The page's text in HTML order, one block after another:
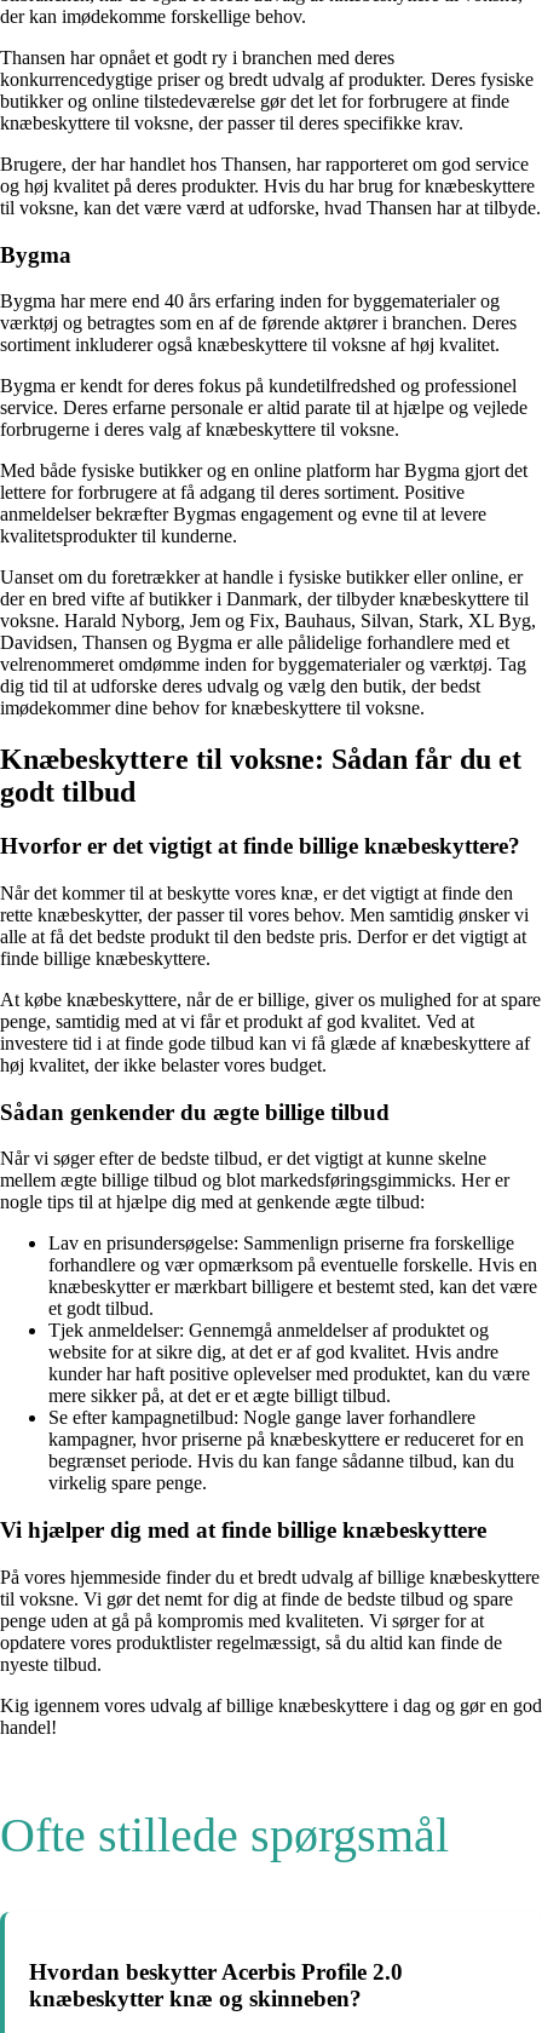
der kan imødekomme forskellige behov.
Thansen har opnået et godt ry i branchen med deres
konkurrencedygtige priser og bredt udvalg af produkter. Deres fysiske
butikker og online tilstedeværelse gør det let for forbrugere at finde
knæbeskyttere til voksne, der passer til deres specifikke krav.
Brugere, der har handlet hos Thansen, har rapporteret om god service
og høj kvalitet på deres produkter. Hvis du har brug for knæbeskyttere
til voksne, kan det være værd at udforske, hvad Thansen har at tilbyde.
Bygma
Bygma har mere end 40 års erfaring inden for byggematerialer og
værktøj og betragtes som en af de førende aktører i branchen. Deres
sortiment inkluderer også knæbeskyttere til voksne af høj kvalitet.
Bygma er kendt for deres fokus på kundetilfredshed og professionel
service. Deres erfarne personale er altid parate til at hjælpe og vejlede
forbrugerne i deres valg af knæbeskyttere til voksne.
Med både fysiske butikker og en online platform har Bygma gjort det
lettere for forbrugere at få adgang til deres sortiment. Positive
anmeldelser bekræfter Bygmas engagement og evne til at levere
kvalitetsprodukter til kunderne.
Uanset om du foretrækker at handle i fysiske butikker eller online, er
der en bred vifte af butikker i Danmark, der tilbyder knæbeskyttere til
voksne. Harald Nyborg, Jem og Fix, Bauhaus, Silvan, Stark, XL Byg,
Davidsen, Thansen og Bygma er alle pålidelige forhandlere med et
velrenommeret omdømme inden for byggematerialer og værktøj. Tag
dig tid til at udforske deres udvalg og vælg den butik, der bedst
imødekommer dine behov for knæbeskyttere til voksne.
Knæbeskyttere til voksne: Sådan får du et
godt tilbud
Hvorfor er det vigtigt at finde billige knæbeskyttere?
Når det kommer til at beskytte vores knæ, er det vigtigt at finde den
rette knæbeskytter, der passer til vores behov. Men samtidig ønsker vi
alle at få det bedste produkt til den bedste pris. Derfor er det vigtigt at
finde billige knæbeskyttere.
At købe knæbeskyttere, når de er billige, giver os mulighed for at spare
penge, samtidig med at vi får et produkt af god kvalitet. Ved at
investere tid i at finde gode tilbud kan vi få glæde af knæbeskyttere af
høj kvalitet, der ikke belaster vores budget.
Sådan genkender du ægte billige tilbud
Når vi søger efter de bedste tilbud, er det vigtigt at kunne skelne
mellem ægte billige tilbud og blot markedsføringsgimmicks. Her er
nogle tips til at hjælpe dig med at genkende ægte tilbud:
Lav en prisundersøgelse: Sammenlign priserne fra forskellige
forhandlere og vær opmærksom på eventuelle forskelle. Hvis en
knæbeskytter er mærkbart billigere et bestemt sted, kan det være
et godt tilbud.
Tjek anmeldelser: Gennemgå anmeldelser af produktet og
website for at sikre dig, at det er af god kvalitet. Hvis andre
kunder har haft positive oplevelser med produktet, kan du være
mere sikker på, at det er et ægte billigt tilbud.
Se efter kampagnetilbud: Nogle gange laver forhandlere
kampagner, hvor priserne på knæbeskyttere er reduceret for en
begrænset periode. Hvis du kan fange sådanne tilbud, kan du
virkelig spare penge.
Vi hjælper dig med at finde billige knæbeskyttere
På vores hjemmeside finder du et bredt udvalg af billige knæbeskyttere
til voksne. Vi gør det nemt for dig at finde de bedste tilbud og spare
penge uden at gå på kompromis med kvaliteten. Vi sørger for at
opdatere vores produktlister regelmæssigt, så du altid kan finde de
nyeste tilbud.
Kig igennem vores udvalg af billige knæbeskyttere i dag og gør en god
handel!
Ofte stillede spørgsmål
Hvordan beskytter Acerbis Profile 2.0
knæbeskytter knæ og skinneben?